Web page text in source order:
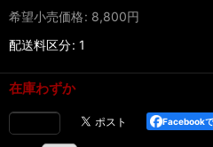
希望小売価格: 8,800円
配送料区分: 1
在庫わずか
Facebook